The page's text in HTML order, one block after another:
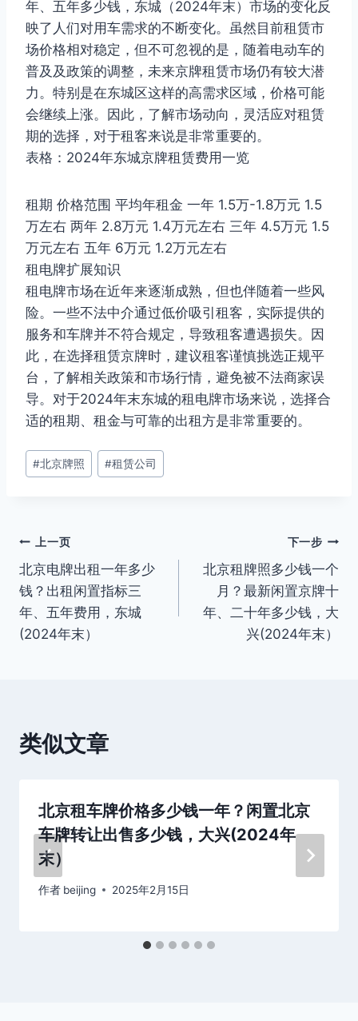
年、五年多少钱，东城（2024年末）市场的变化反
映了人们对用车需求的不断变化。虽然目前租赁市
场价格相对稳定，但不可忽视的是，随着电动车的
普及及政策的调整，未来京牌租赁市场仍有较大潜
力。特别是在东城区这样的高需求区域，价格可能
会继续上涨。因此，了解市场动向，灵活应对租赁
期的选择，对于租客来说是非常重要的。
表格：2024年东城京牌租赁费用一览
租期 价格范围 平均年租金 一年 1.5万-1.8万元 1.5
万左右 两年 2.8万元 1.4万元左右 三年 4.5万元 1.5
万元左右 五年 6万元 1.2万元左右
租电牌扩展知识
租电牌市场在近年来逐渐成熟，但也伴随着一些风
险。一些不法中介通过低价吸引租客，实际提供的
服务和车牌并不符合规定，导致租客遭遇损失。因
此，在选择租赁京牌时，建议租客谨慎挑选正规平
台，了解相关政策和市场行情，避免被不法商家误
导。对于2024年末东城的租电牌市场来说，选择合
适的租期、租金与可靠的出租方是非常重要的。
文
章
#北京牌照 #租赁公司
文
章
导
航
上一页
北京电牌出租一年多少
钱？出租闲置指标三
年、五年费用，东城
(2024年末）
下一步
北京租牌照多少钱一个
月？最新闲置京牌十
年、二十年多少钱，大
兴(2024年末）
类似文章
北京租车牌价格多少钱一年？闲置北京
车牌转让出售多少钱，大兴(2024年
末）
作者 beijing 2025年2月15日